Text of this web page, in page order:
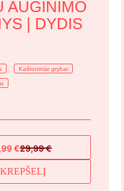
AUGINIMO
| DYDIS
Kaštoniniai grybai
29,99€
€